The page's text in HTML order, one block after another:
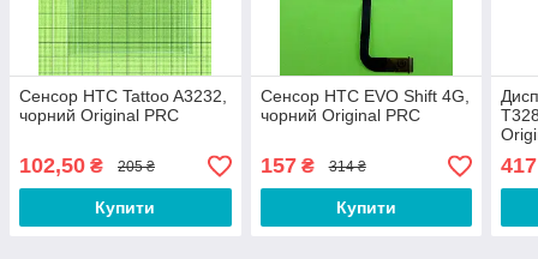
Сенсор HTC Tattoo A3232,
чорний Original PRC
102,50 ₴ 205 ₴
Купити
Сенсор HTC EVO Shift 4G,
чорний Original PRC
157₴ 314 ₴
Купити